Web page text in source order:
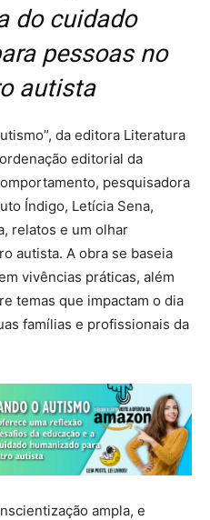
do cuidado
pessoas no
autista
da editora Literatura
editorial da
pesquisadora
Índigo, Letícia Sena,
relatos e um olhar
autista. A obra se baseia
vivências práticas, além
temas que impactam o dia
famílias e profissionais da
ampla, e